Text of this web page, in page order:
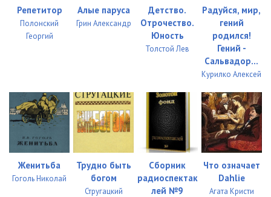
Репетитор
Полонский
Георгий
Алые паруса
Грин Александр
Детство.
Отрочество.
Юность
Толстой Лев
Радуйся, мир,
гений
родился!
Гений -
Сальвадор...
Курилко Алексей
Женитьба
Гоголь Николай
Трудно быть
богом
Стругацкий
Сборник
радиоспектак
лей №9
Что означает
Dahlie
Агата Кристи